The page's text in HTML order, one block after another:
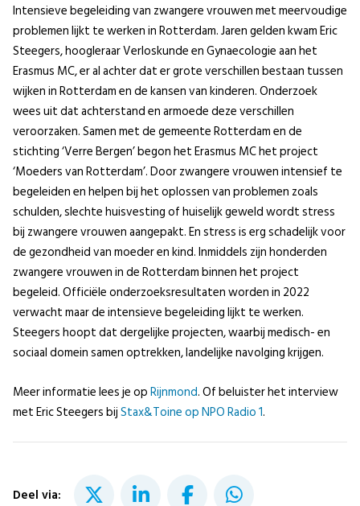
Intensieve begeleiding van zwangere vrouwen met meervoudige
problemen lijkt te werken in Rotterdam. Jaren gelden kwam Eric
Steegers, hoogleraar Verloskunde en Gynaecologie aan het
Erasmus MC, er al achter dat er grote verschillen bestaan tussen
wijken in Rotterdam en de kansen van kinderen. Onderzoek
wees uit dat achterstand en armoede deze verschillen
veroorzaken. Samen met de gemeente Rotterdam en de
stichting ‘Verre Bergen’ begon het Erasmus MC het project
‘Moeders van Rotterdam’. Door zwangere vrouwen intensief te
begeleiden en helpen bij het oplossen van problemen zoals
schulden, slechte huisvesting of huiselijk geweld wordt stress
bij zwangere vrouwen aangepakt. En stress is erg schadelijk voor
de gezondheid van moeder en kind. Inmiddels zijn honderden
zwangere vrouwen in de Rotterdam binnen het project
begeleid. Officiële onderzoeksresultaten worden in 2022
verwacht maar de intensieve begeleiding lijkt te werken.
Steegers hoopt dat dergelijke projecten, waarbij medisch- en
sociaal domein samen optrekken, landelijke navolging krijgen.
Meer informatie lees je opRijnmond. Of beluister het interview
met Eric Steegers bijStax&Toine op NPO Radio 1.
Deel via: